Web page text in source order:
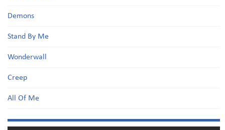
Demons
Stand By Me
Wonderwall
Creep
All Of Me